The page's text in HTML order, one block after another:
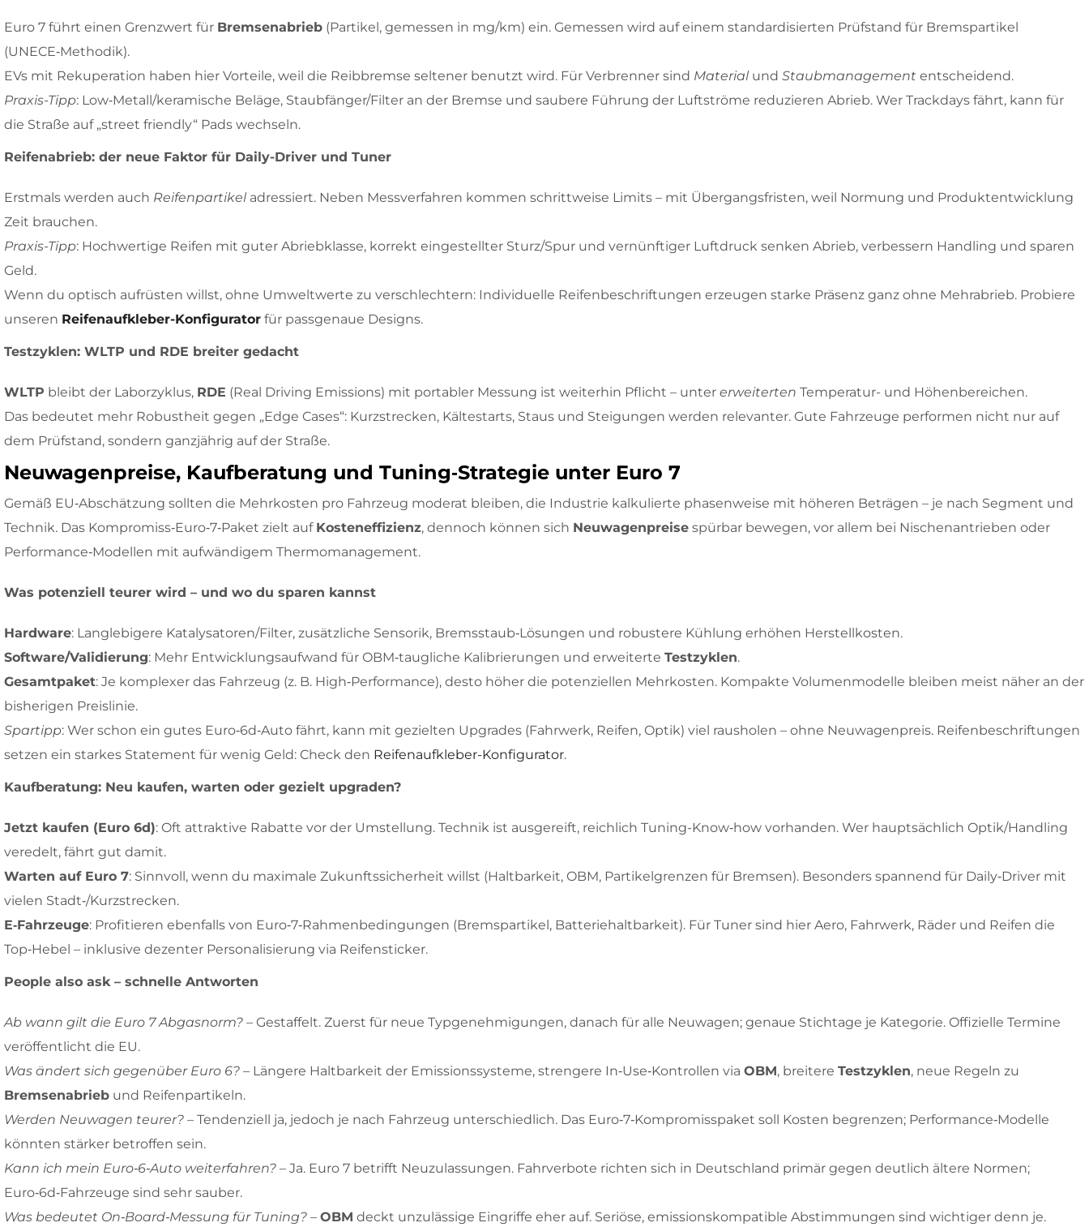
Euro 7 führt einen Grenzwert für Bremsenabrieb (Partikel, gemessen in mg/km) ein. Gemessen wird auf einem standardisierten Prüfstand für Bremspartikel
(UNECE‑Methodik).
EVs mit Rekuperation haben hier Vorteile, weil die Reibbremse seltener benutzt wird. Für Verbrenner sind Materialund Staubmanagement entscheidend.
Praxis-Tipp: Low‑Metall/keramische Beläge, Staubfänger/Filter an der Bremse und saubere Führung der Luftströme reduzieren Abrieb. Wer Trackdays fährt, kann für
die Straße auf „street friendly“ Pads wechseln.
Reifenabrieb: der neue Faktor für Daily-Driver und Tuner
Erstmals werden auch Reifenpartikeladressiert. Neben Messverfahren kommen schrittweise Limits – mit Übergangsfristen, weil Normung und Produktentwicklung
Zeit brauchen.
Praxis-Tipp: Hochwertige Reifen mit guter Abriebklasse, korrekt eingestellter Sturz/Spur und vernünftiger Luftdruck senken Abrieb, verbessern Handling und sparen
Geld.
Wenn du optisch aufrüsten willst, ohne Umweltwerte zu verschlechtern: Individuelle Reifenbeschriftungen erzeugen starke Präsenz ganz ohne Mehrabrieb. Probiere
unseren Reifenaufkleber-Konfigurator für passgenaue Designs.
Testzyklen: WLTP und RDE breiter gedacht
WLTP bleibt der Laborzyklus, RDE (Real Driving Emissions) mit portabler Messung ist weiterhin Pflicht – unter erweiterten Temperatur- und Höhenbereichen.
Das bedeutet mehr Robustheit gegen „Edge Cases“: Kurzstrecken, Kältestarts, Staus und Steigungen werden relevanter. Gute Fahrzeuge performen nicht nur auf
dem Prüfstand, sondern ganzjährig auf der Straße.
Neuwagenpreise, Kaufberatung und Tuning‑Strategie unter Euro 7
Gemäß EU‑Abschätzung sollten die Mehrkosten pro Fahrzeug moderat bleiben, die Industrie kalkulierte phasenweise mit höheren Beträgen – je nach Segment und
Technik. Das Kompromiss‑Euro‑7‑Paket zielt auf Kosteneffizienz, dennoch können sich Neuwagenpreise spürbar bewegen, vor allem bei Nischenantrieben oder
Performance‑Modellen mit aufwändigem Thermomanagement.
Was potenziell teurer wird – und wo du sparen kannst
Hardware: Langlebigere Katalysatoren/Filter, zusätzliche Sensorik, Bremsstaub‑Lösungen und robustere Kühlung erhöhen Herstellkosten.
Software/Validierung: Mehr Entwicklungsaufwand für OBM‑taugliche Kalibrierungen und erweiterte Testzyklen.
Gesamtpaket: Je komplexer das Fahrzeug (z. B. High‑Performance), desto höher die potenziellen Mehrkosten. Kompakte Volumenmodelle bleiben meist näher an der
bisherigen Preislinie.
Spartipp: Wer schon ein gutes Euro‑6d‑Auto fährt, kann mit gezielten Upgrades (Fahrwerk, Reifen, Optik) viel rausholen – ohne Neuwagenpreis. Reifenbeschriftungen
setzen ein starkes Statement für wenig Geld: Check den Reifenaufkleber-Konfigurator.
Kaufberatung: Neu kaufen, warten oder gezielt upgraden?
Jetzt kaufen (Euro 6d): Oft attraktive Rabatte vor der Umstellung. Technik ist ausgereift, reichlich Tuning-Know‑how vorhanden. Wer hauptsächlich Optik/Handling
veredelt, fährt gut damit.
Warten auf Euro 7: Sinnvoll, wenn du maximale Zukunftssicherheit willst (Haltbarkeit, OBM, Partikelgrenzen für Bremsen). Besonders spannend für Daily‑Driver mit
vielen Stadt‑/Kurzstrecken.
E‑Fahrzeuge: Profitieren ebenfalls von Euro‑7‑Rahmenbedingungen (Bremspartikel, Batteriehaltbarkeit). Für Tuner sind hier Aero, Fahrwerk, Räder und Reifen die
Top‑Hebel – inklusive dezenter Personalisierung via Reifensticker.
People also ask – schnelle Antworten
Ab wann gilt die Euro 7 Abgasnorm? – Gestaffelt. Zuerst für neue Typgenehmigungen, danach für alle Neuwagen; genaue Stichtage je Kategorie. Offizielle Termine
veröffentlicht die EU.
Was ändert sich gegenüber Euro 6? – Längere Haltbarkeit der Emissionssysteme, strengere In‑Use‑Kontrollen via OBM, breitere Testzyklen, neue Regeln zu
Bremsenabrieb und Reifenpartikeln.
Werden Neuwagen teurer? – Tendenziell ja, jedoch je nach Fahrzeug unterschiedlich. Das Euro‑7‑Kompromisspaket soll Kosten begrenzen; Performance‑Modelle
könnten stärker betroffen sein.
Kann ich mein Euro‑6‑Auto weiterfahren? – Ja. Euro 7 betrifft Neuzulassungen. Fahrverbote richten sich in Deutschland primär gegen deutlich ältere Normen;
Euro‑6d‑Fahrzeuge sind sehr sauber.
Was bedeutet On‑Board‑Messung für Tuning? – OBM deckt unzulässige Eingriffe eher auf. Seriöse, emissionskompatible Abstimmungen sind wichtiger denn je.